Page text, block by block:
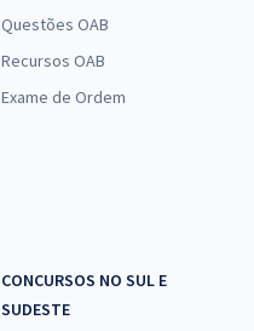
Questões OAB
Recursos OAB
Exame de Ordem
CONCURSOS NO SUL E
SUDESTE